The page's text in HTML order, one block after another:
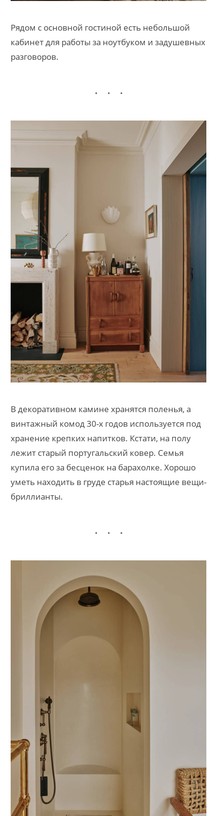
Рядом с основной гостиной есть небольшой
кабинет для работы за ноутбуком и задушевных
разговоров.
В декоративном камине хранятся поленья, а
винтажный комод 30-х годов используется под
хранение крепких напитков. Кстати, на полу
лежит старый португальский ковер. Семья
купила его за бесценок на барахолке. Хорошо
уметь находить в груде старья настоящие вещи-
бриллианты.